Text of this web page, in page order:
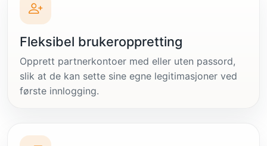
Fleksibel brukeroppretting
Opprett partnerkontoer med eller uten passord,
slik at de kan sette sine egne legitimasjoner ved
første innlogging.